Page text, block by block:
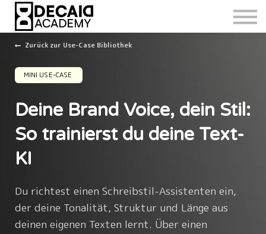
Zurück zur Use-Case Bibliothek
MINI USE-CASE
Deine Brand Voice, dein Stil:
So trainierst du deine Text-
KI
Du richtest einen Schreibstil-Assistenten ein,
der deine Tonalität, Struktur und Länge aus
deinen eigenen Texten lernt. Über einen